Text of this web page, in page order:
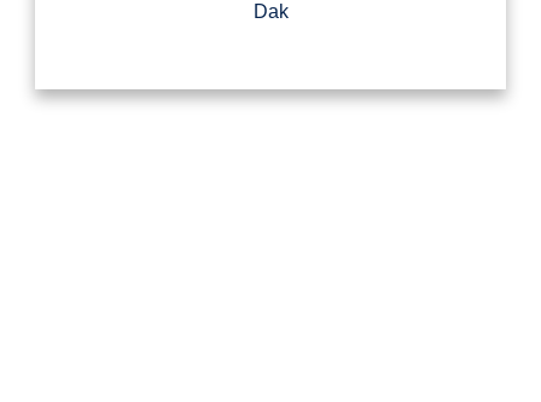
Dak